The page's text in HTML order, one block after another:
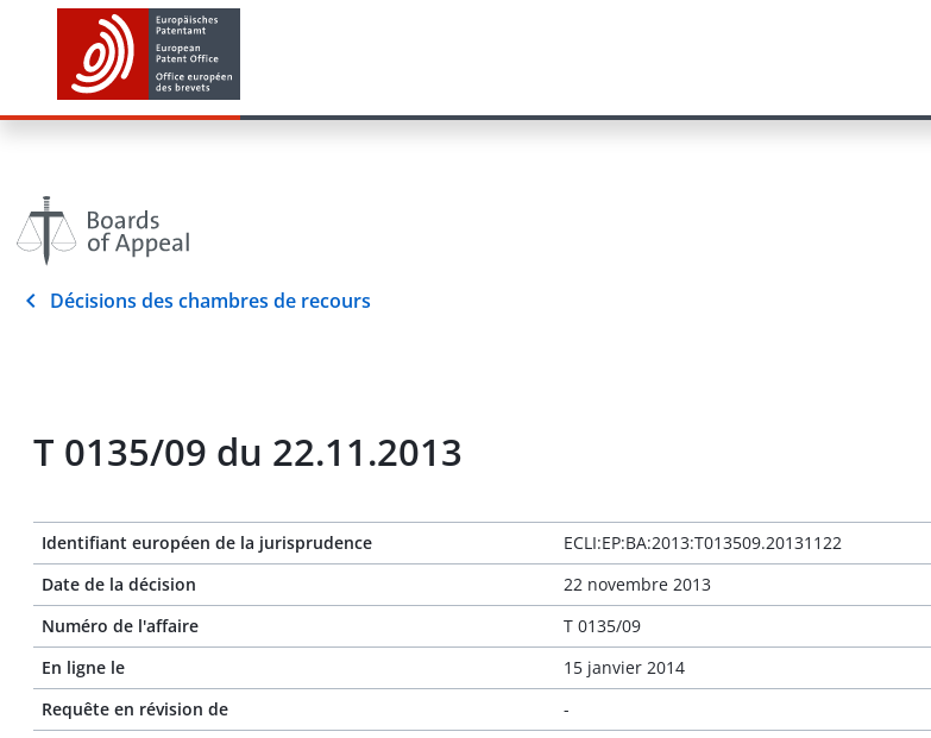
Décisions des chambres de recours
T 0135/09 du 22.11.2013
Identifiant européen de la jurisprudence
ECLI:EP:BA:2013:T013509.20131122
Date de la décision
22 novembre 2013
Numéro de l'affaire
T 0135/09
En ligne le
15 janvier 2014
Requête en révision de
-